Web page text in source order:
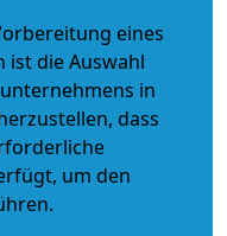
eines
ist die Auswahl
in
dass
um den